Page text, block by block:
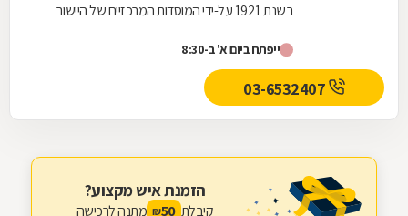
בשנת 1921 על-ידי המוסדות המרכזיים של היישוב
של...ייפתח ביום א' ב-8:30
הזמנת איש מקצוע?
קיבלת 50
₪ מתנה לרכישה